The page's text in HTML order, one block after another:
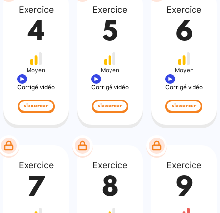
Exercice
4
Moyen
Corrigé vidéo
s'exercer
Exercice
5
Moyen
Corrigé vidéo
s'exercer
Exercice
6
Moyen
Corrigé vidéo
s'exercer
Exercice
7
Exercice
8
Exercice
9